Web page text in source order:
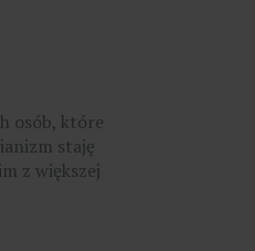
osób, które
staję
z większej